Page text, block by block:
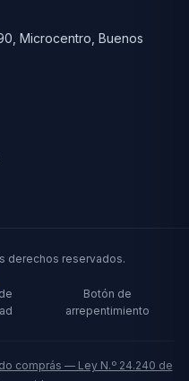
Microcentro, Buenos
derechos reservados.
Botón de
arrepentimiento
comprás — Ley N.º 24.240 de